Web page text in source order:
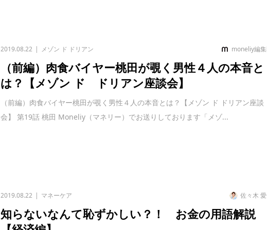
2019.08.22 メゾン ド ドリアン moneliy編
（前編）肉食バイヤー桃田が覗く男性４人の本音と
は？【メゾン ド ドリアン座談会】
（前編）肉食バイヤー桃田が覗く男性４人の本音とは？【メゾン ド ドリアン座談
会】 第19話 桃田 Moneliy（マネリー）でお送りしております「メゾ...
2019.08.22 マネーケア 佐々木
知らないなんて恥ずかしい？！ お金の用語解説